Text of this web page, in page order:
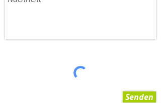
Senden